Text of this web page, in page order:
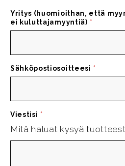
Yritys (huomioithan, että
ei kuluttajamyyntiä) *
Sähköpostiosoitteesi *
Viestisi *
Mitä haluat kysyä